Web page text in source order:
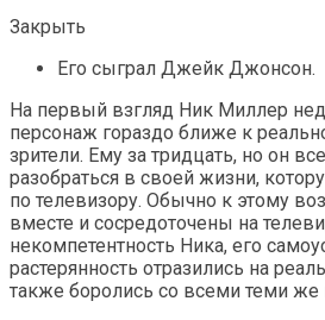
Закрыть
Его сыграл Джейк Джонсон.
На первый взгляд Ник Миллер
персонаж гораздо ближе к
зрители. Ему за тридцать, но он
разобраться в своей жизни,
по телевизору. Обычно к этому
вместе и сосредоточены на
некомпетентность Ника, его
растерянность отразились на
также боролись со всеми теми